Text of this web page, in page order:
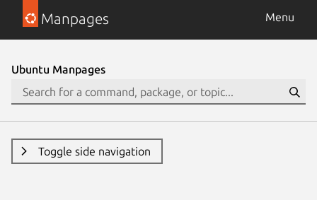
Manpages Menu
Ubuntu Manpages
Toggle side navigation